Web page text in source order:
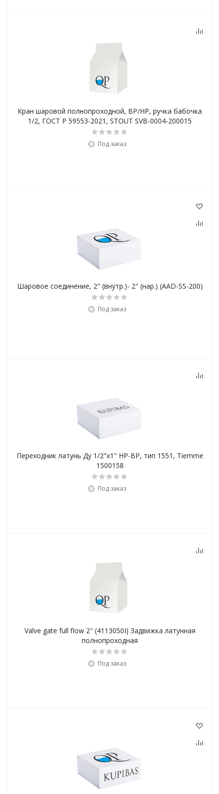
Кран шаровой полнопроходной, ВР/НР, ручка бабочка
1/2, ГОСТ Р 59553-2021, STOUT SVB-0004-200015
Под заказ
Шаровое соединение, 2" (внутр.)- 2" (нар.) (AAD-SS-200)
Под заказ
Переходник латунь Ду 1/2"х1" НР-ВР, тип 1551, Tiemme
1500158
Под заказ
Valve gate full flow 2" (4113050I) Задвижка латунная
полнопроходная
Под заказ